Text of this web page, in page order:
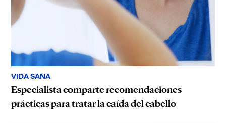
VIDA SANA
Especialista comparte recomendaciones
prácticas para tratar la caída del cabello